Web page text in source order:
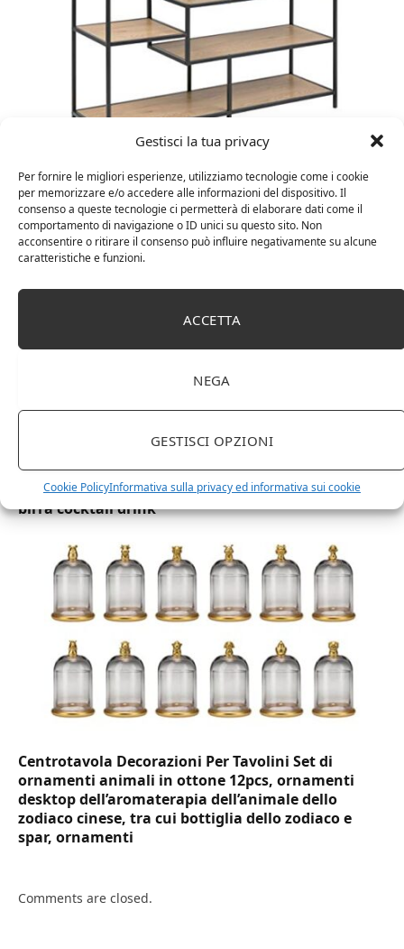
Gestisci la tua privacy
Per fornire le migliori esperienze, utilizziamo tecnologie come i cookie
per memorizzare e/o accedere alle informazioni del dispositivo. Il
consenso a queste tecnologie ci permetterà di elaborare dati come il
comportamento di navigazione o ID unici su questo sito. Non
acconsentire o ritirare il consenso può influire negativamente su alcune
caratteristiche e funzioni.
ACCETTA
NEGA
GESTISCI OPZIONI
Cookie PolicyInformativa sulla privacy ed informativa sui cookie
(Lu x La x A), effetto quercia(In precedenza
marchio Movian)
DOT Horeca Solutions 1000 Bicchieri PET
trasparenti monouso 350 ML tacca 0,3 alta qualità
usa e getta bicchiere riciclabili per acqua bevande
birra cocktail drink
Centrotavola Decorazioni Per Tavolini Set di
ornamenti animali in ottone 12pcs, ornamenti
desktop dell’aromaterapia dell’animale dello
zodiaco cinese, tra cui bottiglia dello zodiaco e
spar, ornamenti
Comments are closed.